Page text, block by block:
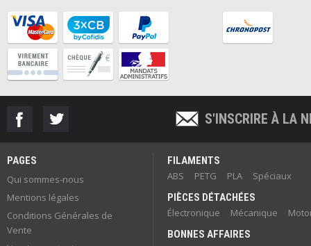
S'INSCRIRE À LA
PAGES
Qui sommes-nous
Mentions légales
Conditions Générales de
Vente
FILAMENTS
ABS
PETG PLA
Spéciaux
PIÈCES DÉTACHÉES
Électronique
Mécanique
BONNES AFFAIRES